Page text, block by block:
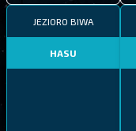
JEZIORO BIWA
HASU